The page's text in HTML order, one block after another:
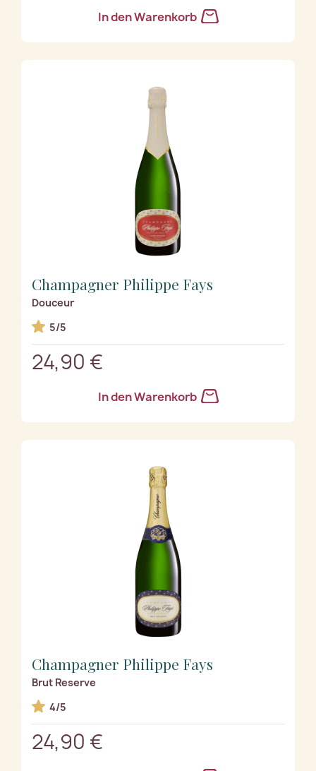
In den Warenkorb
Champagner Philippe Fays
Douceur
5/5
24,90 €
In den Warenkorb
Champagner Philippe Fays
Brut Reserve
4/5
24,90 €